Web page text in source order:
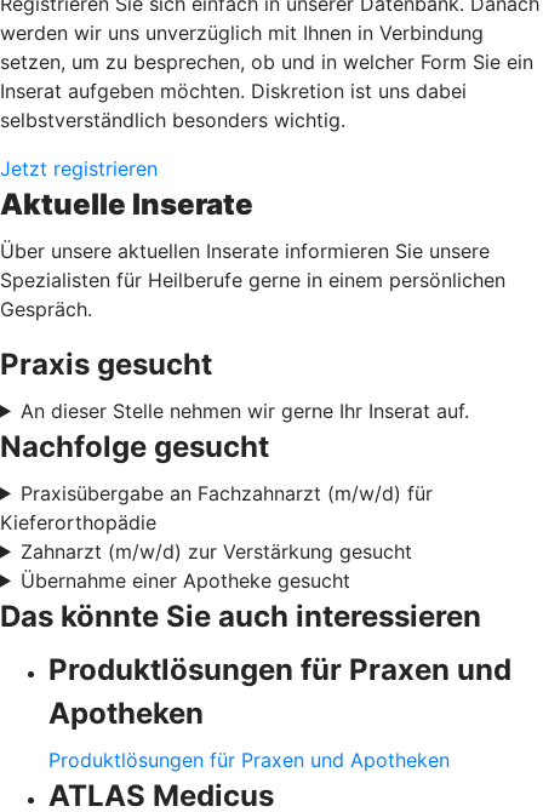
werden wir uns unverzüglich mit Ihnen in Verbindung
setzen, um zu besprechen, ob und in welcher Form Sie ein
Inserat aufgeben möchten. Diskretion ist uns dabei
selbstverständlich besonders wichtig.
Jetzt registrieren
Aktuelle Inserate
Über unsere aktuellen Inserate informieren Sie unsere
Spezialisten für Heilberufe gerne in einem persönlichen
Gespräch.
Praxis gesucht
An dieser Stelle nehmen wir gerne Ihr Inserat auf.
Nachfolge gesucht
Praxisübergabe an Fachzahnarzt (m/w/d) für
Kieferorthopädie
Zahnarzt (m/w/d) zur Verstärkung gesucht
Übernahme einer Apotheke gesucht
Das könnte Sie auch interessieren
Produktlösungen für Praxen und
Apotheken
Produktlösungen für Praxen und Apotheken
ATLAS Medicus